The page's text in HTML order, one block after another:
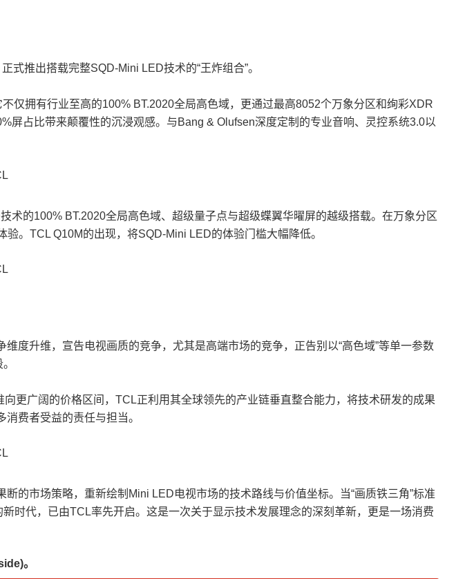
推出搭载完整SQD-Mini LED技术的“王炸组合”。
仅拥有行业至高的100% BT.2020全局高色域，更通过最高8052个万象分区和绚彩XDR
屏占比带来颠覆性的沉浸观感。与Bang & Olufsen深度定制的专业音响、灵控系统3.0以
的100% BT.2020全局高色域、超级量子点与超级蝶翼华曜屏的越级搭载。在万象分区
。TCL Q10M的出现，将SQD-Mini LED的体验门槛大幅降低。
度升维，宣告电视画质的竞争，尤其是高端市场的竞争，正告别以“高色域”等单一参数
更广阔的价格区间，TCL正利用其全球领先的产业链垂直整合能力，将技术研发的成果
费者受益的责任与担当。
的市场策略，重新绘制Mini LED电视市场的技术路线与价值坐标。当“画质铁三角”标准
时代，已由TCL率先开启。这是一次关于显示技术发展理念的深刻革新，更是一场消费
。